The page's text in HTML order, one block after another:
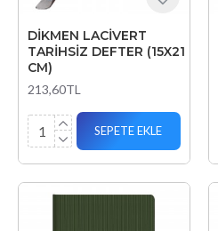
DİKMEN LACİVERT
TARİHSİZ DEFTER (15X21
CM)
213,60TL
SEPETE EKLE